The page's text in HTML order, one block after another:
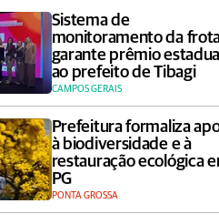
Sistema de
monitoramento da
garante prêmio estadual
ao prefeito de Tibagi
CAMPOS GERAIS
Prefeitura formaliza
à biodiversidade e à
restauração ecológica
PG
PONTA GROSSA